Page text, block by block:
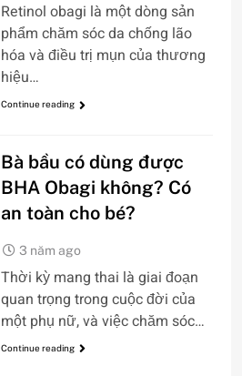
Retinol obagi là một dòng sản
phẩm chăm sóc da chống lão
hóa và điều trị mụn của thương
hiệu…
Continue reading
Bà bầu có dùng được
BHA Obagi không? Có
an toàn cho bé?
3 năm ago
Thời kỳ mang thai là giai đoạn
quan trọng trong cuộc đời của
một phụ nữ, và việc chăm sóc…
Continue reading